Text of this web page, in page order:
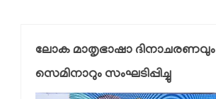
ലോക മാതൃഭാഷാ ദിനാചരണവും
സെമിനാറും സംഘടിപ്പിച്ചു